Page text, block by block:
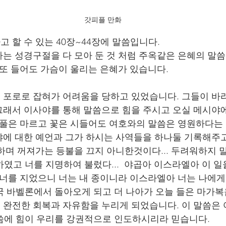
갓피플 만화
할 수 있는 40장~44장에 말씀입니다.
성경구절을 다 모아 둔 것 처럼 주옥같은 은혜의 말
들어도 가슴이 울리는 은혜가 있습니다.
로로 잡혀가 어려움을 당하고 있었습니다. 그들이
서 이사야를 통해 말씀으로 힘을 주시고 오실 메시야
은 마르고 꽃은 시들어도 여호와의 말씀은 영원하다
대한 예언과 그가 하시는 사역들을 하나둘 기록해주
며 꺼져가는 등불을 끄지 아니한것이다... 두려워하지
였고 너를 지명하여 불렀다...  야곱아 이스라엘아 이 일
를 지었으니 너는 내 종이니라 이스라엘아 너는 나에
바벨론에서 돌아오게 되고 더 나아가 오늘 들은 마가
전한 회복과 자유함을 누리게 되었습니다. 이 말씀은
힘이 우리를 강권적으로 인도하시리라 믿습니다.